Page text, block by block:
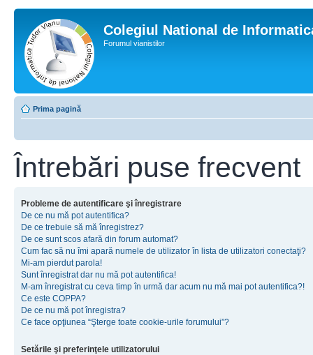
Colegiul National de
Forumul vianistilor
Prima pagină
Întrebări puse frecvent
Probleme de autentificare şi înregistrare
De ce nu mă pot autentifica?
De ce trebuie să mă înregistrez?
De ce sunt scos afară din forum automat?
Cum fac să nu îmi apară numele de utilizator în lista de utilizatori conectaţi?
Mi-am pierdut parola!
Sunt înregistrat dar nu mă pot autentifica!
M-am înregistrat cu ceva timp în urmă dar acum nu mă mai pot autentifica?!
Ce este COPPA?
De ce nu mă pot înregistra?
Ce face opţiunea “Şterge toate cookie-urile forumului”?
Setările şi preferinţele utilizatorului